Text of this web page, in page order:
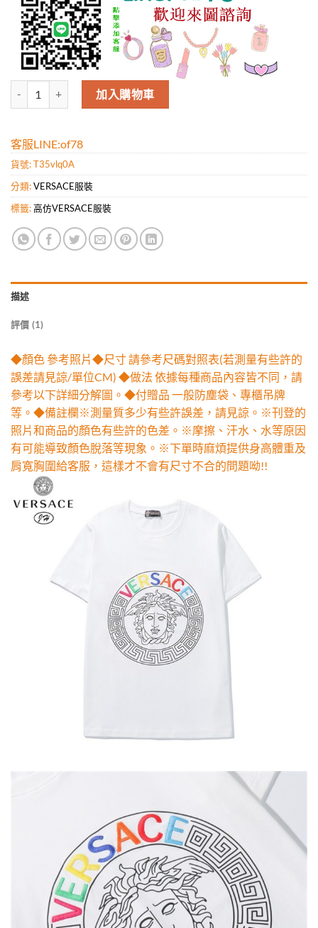
高仿范思哲VERSACE男款新款時尚休閑圓領短袖T袖.好質量是您的
加入購物車
客服LINE:of78
貨號:T35vlq0A
分類:VERSACE服裝
標籤:高仿VERSACE服裝
描述
評價 (1)
◆顏色 參考照片◆尺寸 請參考尺碼對照表(若測量有些許的
誤差請見諒/單位CM) ◆做法 依據每種商品內容皆不同，請
參考以下詳細分解圖。◆付贈品 一般防塵袋、專櫃吊牌
等。◆備註欄※測量質多少有些許誤差，請見諒。※刊登的
照片和商品的顏色有些許的色差。※摩擦、汗水、水等原因
有可能導致顏色脫落等現象。※下單時麻煩提供身高體重及
肩寬胸圍給客服，這樣才不會有尺寸不合的問題呦!!